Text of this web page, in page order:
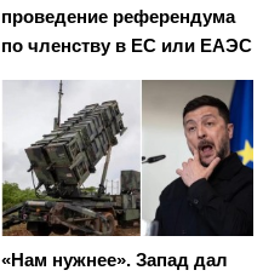
проведение референдума
по членству в ЕС или ЕАЭС
«Нам нужнее». Запад дал